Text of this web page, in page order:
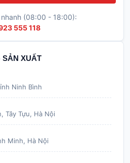
(08:00 - 18:00):
555 118
SẢN XUẤT
Ninh Bình
Tây Tựu, Hà Nội
Minh, Hà Nội